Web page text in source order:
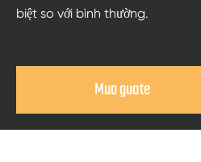
biệt so với bình thường.
Mua guote